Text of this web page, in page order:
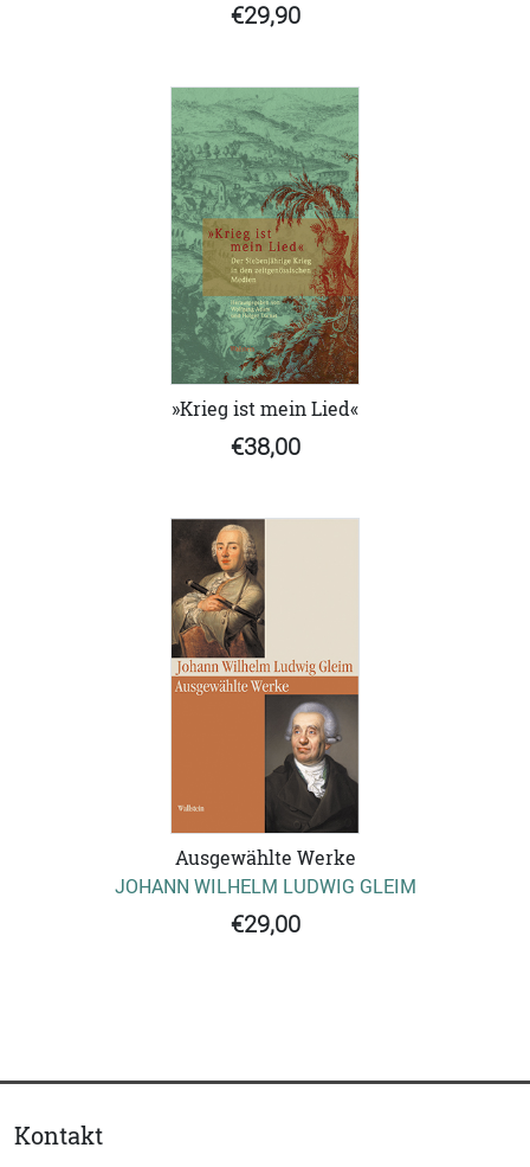
€29,90
»Krieg ist mein Lied«
€38,00
Ausgewählte Werke
JOHANN WILHELM LUDWIG GLEIM
€29,00
Kontakt